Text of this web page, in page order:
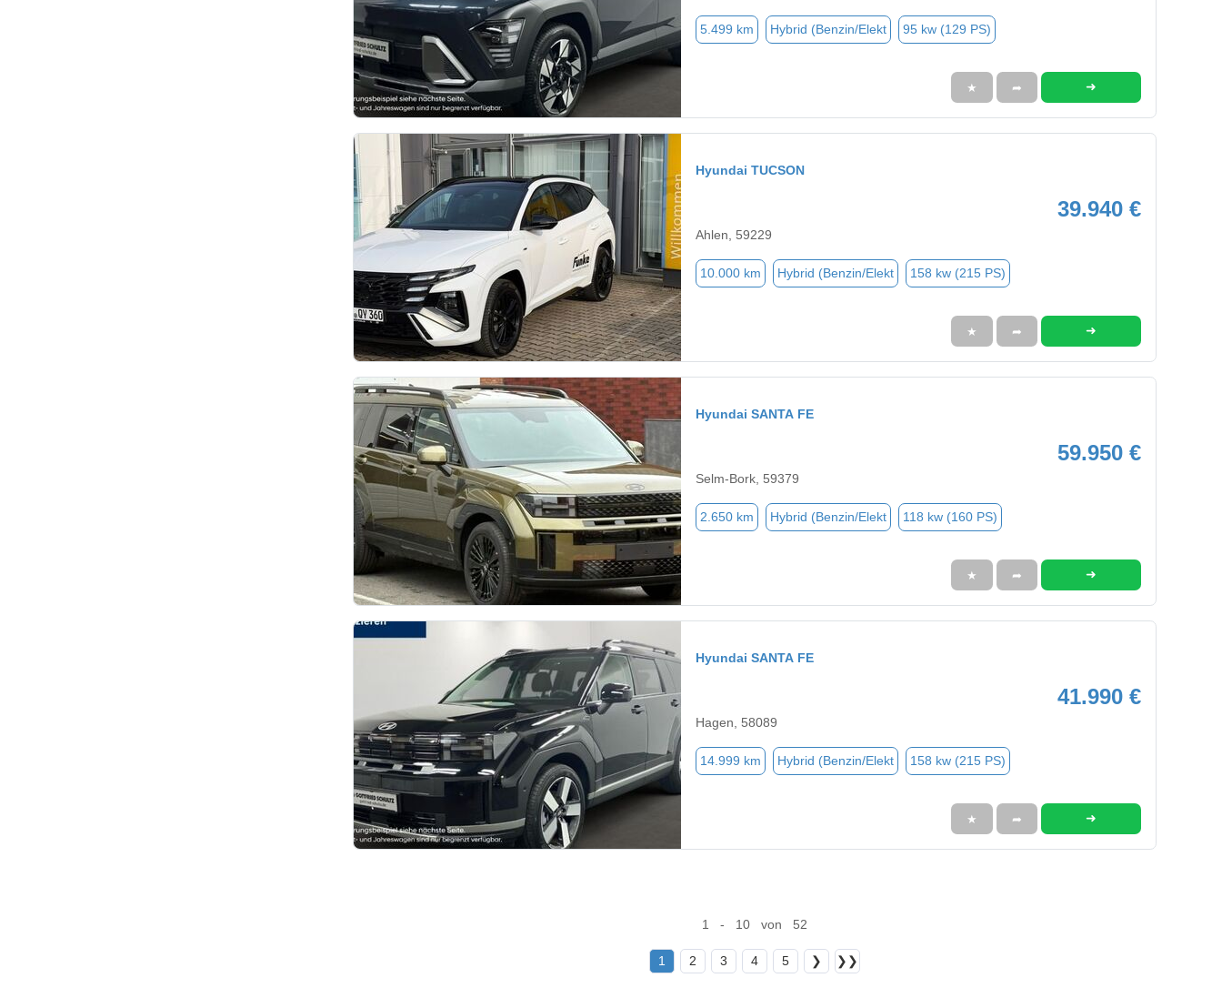
5.499 km Hybrid (Benzin/Elekt 95 kw (129 PS)
★ ➦ ➜
Hyundai TUCSON
39.940 €
Ahlen, 59229
10.000 km Hybrid (Benzin/Elekt 158 kw (215 PS)
★ ➦ ➜
Hyundai SANTA FE
59.950 €
Selm-Bork, 59379
2.650 km Hybrid (Benzin/Elekt 118 kw (160 PS)
★ ➦ ➜
Hyundai SANTA FE
41.990 €
Hagen, 58089
14.999 km Hybrid (Benzin/Elekt 158 kw (215 PS)
★ ➦ ➜
1 - 10 von 52
1 2 3 4 5 ❯ ❯❯